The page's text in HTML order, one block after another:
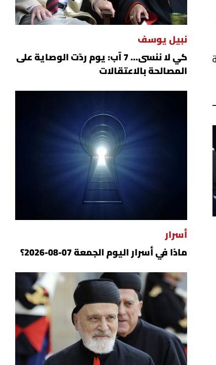
نبيل يوسف
كي لا ننسى... 7 آب: يوم ردّت الوصاية على
المصالحة بالاعتقالات
أسرار
ماذا في أسرار اليوم الجمعة 07-08-2026؟